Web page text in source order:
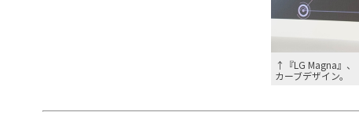
↑『LG Magna』
カーブデザイン。